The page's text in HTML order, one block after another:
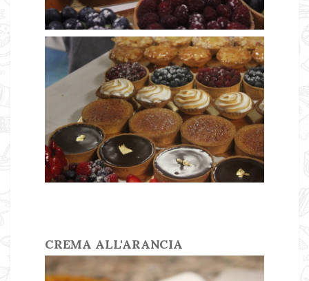
CREMA ALL'ARANCIA